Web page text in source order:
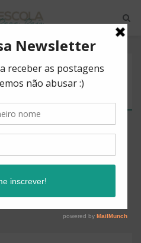
BY TAG
posts to show.